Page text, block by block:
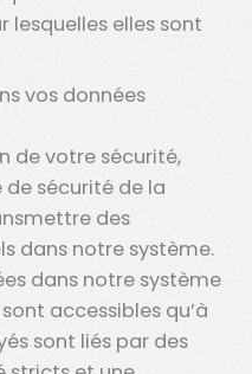
lesquelles elles sont
vos données
de votre sécurité,
sécurité de la
des
dans notre système.
dans notre système
accessibles qu’à
sont liés par des